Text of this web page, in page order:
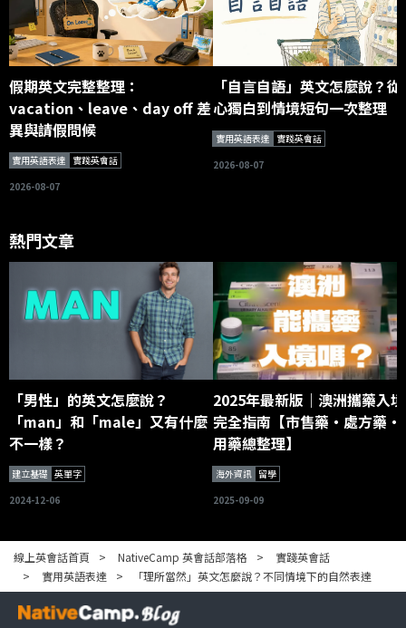
假期英文完整整理：
vacation、leave、day off 差
異與請假問候
實用英語表達 實踐英會話
2026-08-07
「自言自語」英文怎麼說？從
心獨白到情境短句一次整理
實用英語表達 實踐英會話
2026-08-07
熱門文章
「男性」的英文怎麼說？
「man」和「male」又有什麼
不一樣？
建立基礎 英單字
2024-12-06
2025年最新版｜澳洲攜藥入境
完全指南【市售藥・處方藥・
用藥總整理】
海外資訊 留學
2025-09-09
線上英會話首頁 NativeCamp 英會話部落格
實踐英會話
實用英語表達
「理所當然」英文怎麼說？不同情境下的自然表達